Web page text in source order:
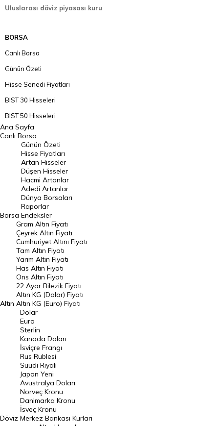
Uluslarası döviz piyasası kuru
BORSA
Canlı Borsa
Günün Özeti
Hisse Senedi Fiyatları
BIST 30 Hisseleri
BIST 50 Hisseleri
BIST 100 Hisseleri
En Çok Artan Hisseler
En Çok Düşen Hisseler
Hacmi Artanlar
Geçmiş Kapanışlar
Dünya Borsaları
Raporlar
Endeksler
DÖVİZ
Döviz Kuru
Dolar Kuru
Euro Kuru
Pound Kuru
Frank Kuru
Riyal Kuru
Avustralya Doları
Danimarka Kronu Kuru
Kanada Doları Kuru
Norveç Kronu Kuru
Ana Sayfa
Canlı Borsa
Borsa
Günün Özeti
Hisse Fiyatları
Artan Hisseler
Düşen Hisseler
Hacmi Artanlar
Adedi Artanlar
Dünya Borsaları
Raporlar
Endeksler
Altın
Gram Altın Fiyatı
Çeyrek Altın Fiyatı
Cumhuriyet Altını Fiyatı
Tam Altın Fiyatı
Yarım Altın Fiyatı
Has Altın Fiyatı
Ons Altın Fiyatı
22 Ayar Bilezik Fiyatı
Altın KG (Dolar) Fiyatı
Altın KG (Euro) Fiyatı
Döviz
Dolar
Euro
Sterlin
Kanada Doları
İsviçre Frangı
Rus Rublesi
Suudi Riyali
Japon Yeni
Avustralya Doları
Norveç Kronu
Danimarka Kronu
İsveç Kronu
Merkez Bankası Kurlari